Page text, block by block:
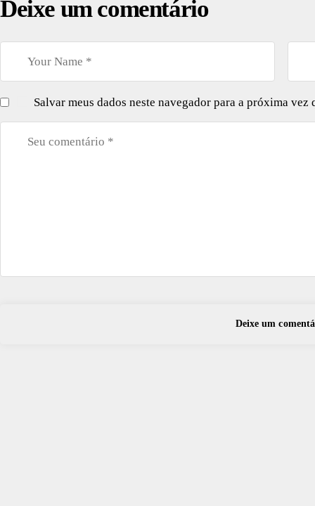
Deixe um comentário
Salvar meus dados neste navegador para a próxima vez